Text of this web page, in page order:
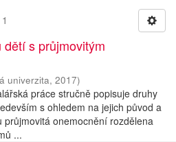
s průjmovitým
univerzita, 2017)
práce stručně popisuje druhy
s ohledem na jejich původ a
průjmovitá onemocnění rozdělena
...